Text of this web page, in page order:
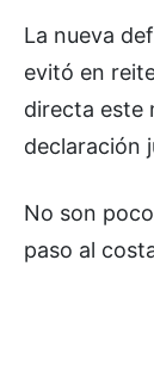
La nueva
evitó en
directa este
declaración
No son
paso al